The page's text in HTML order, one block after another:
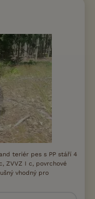
teriér pes s PP stáří 4
ZVVZ I c, povrchové
vhodný pro